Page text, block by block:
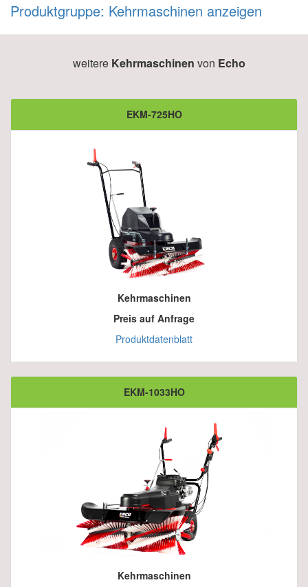
Produktgruppe: Kehrmaschinen anzeigen
weitere Kehrmaschinen von Echo
EKM-725HO
Kehrmaschinen
Preis auf Anfrage
Produktdatenblatt
EKM-1033HO
Kehrmaschinen